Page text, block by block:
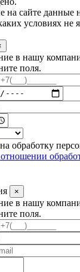
на сайте
условиях не
в нашу
поля.
на обработку
×
в нашу
поля.